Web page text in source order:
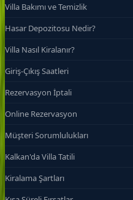
Villa Bakımı ve Temizlik
Hasar Depozitosu Nedir?
Villa Nasıl Kiralanır?
Giriş-Çıkış Saatleri
Rezervasyon İptali
Online Rezervasyon
Müşteri Sorumlulukları
Kalkan'da Villa Tatili
Kiralama Şartları